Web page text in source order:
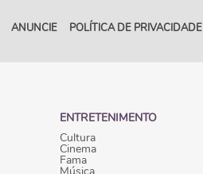
ANUNCIE POLÍTICA DE PRIVACIDADE
ENTRETENIMENTO
Cultura
Cinema
Fama
Música